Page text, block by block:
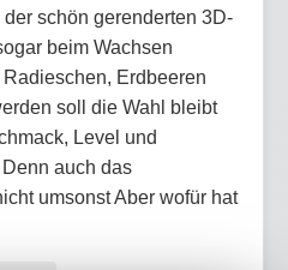
schön gerenderten 3D-
beim Wachsen
Erdbeeren
soll die Wahl bleibt
Level und
auch das
umsonst Aber wofür hat